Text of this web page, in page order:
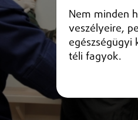
Nem minden
veszélyeire,
egészségügyi
téli fagyok.